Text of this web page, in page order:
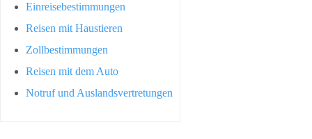
Einreisebestimmungen
Reisen mit Haustieren
Zollbestimmungen
Reisen mit dem Auto
Notruf und Auslandsvertretungen